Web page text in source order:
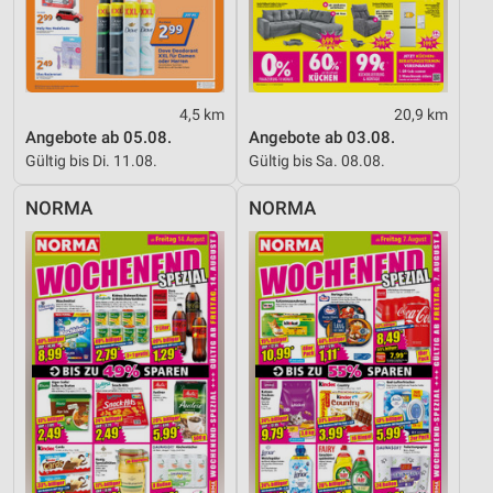
4,5 km
Angebote ab 05.08.
Gültig bis Di. 11.08.
20,9 km
Angebote ab 03.08.
Gültig bis Sa. 08.08.
NORMA NORMA
Analyse von Zielgruppen durch Statistiken oder
Kombinationen von Daten aus verschiedenen
Quellen
Entwicklung und Verbesserung der Angebote
Verwendung reduzierter Daten zur Auswahl von
Inhalten
IAB-Besonderheiten:
Verwendung genauer Standortdaten
Geräte anhand von aktiv angeforderten
Informationen identifizieren
Nicht-IAB-Verarbeitungszwecke:
Notwendig
Performance
Funktional